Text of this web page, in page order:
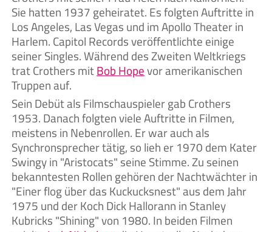
Sie hatten 1937 geheiratet. Es folgten Auftritte in
Los Angeles, Las Vegas und im Apollo Theater in
Harlem. Capitol Records veröffentlichte einige
seiner Singles. Während des Zweiten Weltkriegs
trat Crothers mitBob Hopevor amerikanischen
Truppen auf.
Sein Debüt als Filmschauspieler gab Crothers
1953. Danach folgten viele Auftritte in Filmen,
meistens in Nebenrollen. Er war auch als
Synchronsprecher tätig, so lieh er 1970 dem Kater
Swingy in "Aristocats" seine Stimme. Zu seinen
bekanntesten Rollen gehören der Nachtwächter in
"Einer flog über das Kuckucksnest" aus dem Jahr
1975 und der Koch Dick Hallorann in Stanley
Kubricks "Shining" von 1980. In beiden Filmen